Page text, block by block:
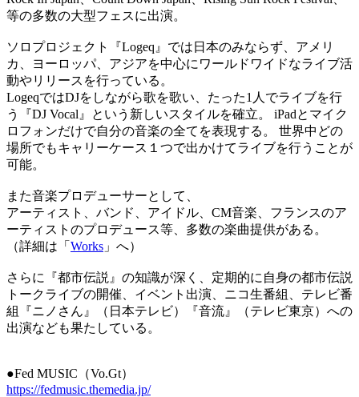
等の多数の大型フェスに出演。
ソロプロジェクト『Logeq』では日本のみならず、アメリ
カ、ヨーロッパ、アジアを中心にワールドワイドなライブ活
動やリリースを行っている。
LogeqではDJをしながら歌を歌い、たった1人でライブを行
う『DJ Vocal』という新しいスタイルを確立。 iPadとマイク
ロフォンだけで自分の音楽の全てを表現する。 世界中どの
場所でもキャリーケース１つで出かけてライブを行うことが
可能。
また音楽プロデューサーとして、
アーティスト、バンド、アイドル、CM音楽、フランスのア
ーティストのプロデュース等、多数の楽曲提供がある。
（詳細は「 Works 」へ）
さらに『都市伝説』の知識が深く、定期的に自身の都市伝説
トークライブの開催、イベント出演、ニコ生番組、テレビ番
組『ニノさん』（日本テレビ）『音流』（テレビ東京）への
出演なども果たしている。
●Fed MUSIC（Vo.Gt）
https://fedmusic.themedia.jp/